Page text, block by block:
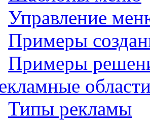
Управление
Примеры
Примеры
Типы рекламы